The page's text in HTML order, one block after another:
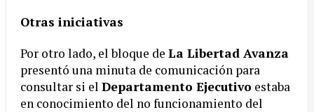
Otras iniciativas
Por otro lado, el bloque de La Libertad Avanza
presentó una minuta de comunicación para
consultar si el Departamento Ejecutivo estaba
en conocimiento del no funcionamiento del